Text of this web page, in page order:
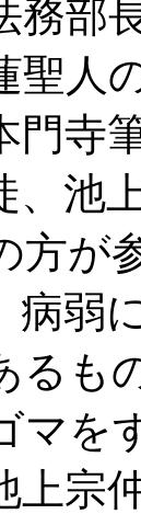
務部
聖人
門寺
、池
方が
弱
るも
マを
上宗